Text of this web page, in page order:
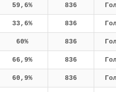
59,6% 836
33,6% 836
60% 836
66,9% 836
60,9% 836